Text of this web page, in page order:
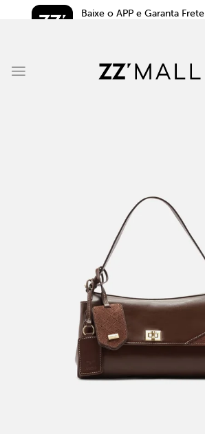
Baixe o APP e Garanta Frete